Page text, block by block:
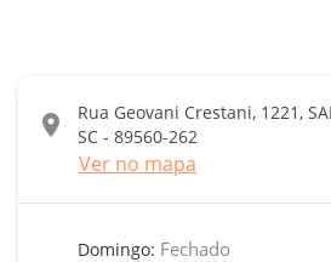
location_on
Rua Geovani Crestani, 1221,
SC - 89560-262
Ver no mapa
Domingo: Fechado